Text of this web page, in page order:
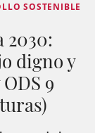
SOSTENIBLE
2030:
digno y
9